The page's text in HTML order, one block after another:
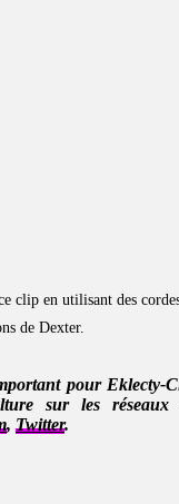
clip en utilisant des
de Dexter.
pour Eklecty-
sur les
, Twitter.